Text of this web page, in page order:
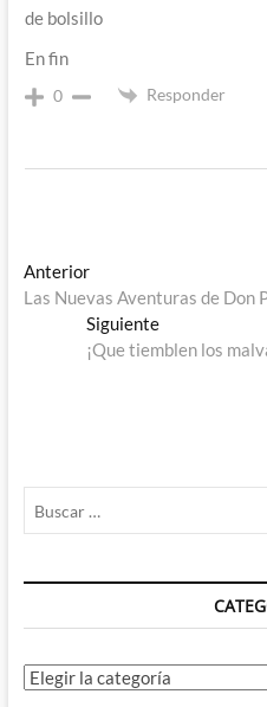
de bolsillo
En fin
0 Responder
Navegación
de
entradas
AnteriorEntrada
anterior:
Las Nuevas Aventuras de Don
SiguienteEntrada
siguiente:
¡Que tiemblen los
Categorías